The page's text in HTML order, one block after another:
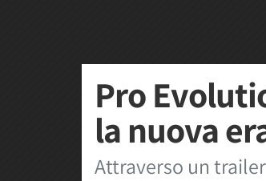
Pro
la nuova
Attraverso un trailer